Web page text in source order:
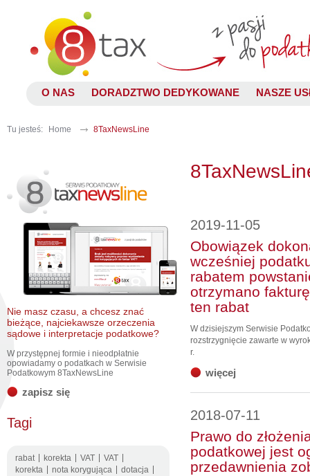
O NAS DORADZTWO DEDYKOWANE NASZE
Tu jesteś: Home 8TaxNewsLine
Nie masz czasu, a chcesz znać
bieżące, najciekawsze orzeczenia
sądowe i interpretacje podatkowe?
W przystępnej formie i nieodpłatnie
opowiadamy o podatkach w Serwisie
Podatkowym 8TaxNewsLine
zapisz się
Tagi
rabat korekta VAT
VAT
korekta
nota korygująca
dotacja
2019-11-05
Obowiązek
wcześniej
rabatem
otrzymano
ten rabat
W dzisiejszym Serwisie
rozstrzygnięcie zawarte w
r.
więcej
2018-07-11
Prawo do
podatkowej jest
przedawnienia